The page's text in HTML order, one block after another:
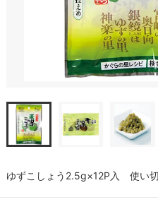
ゆずこしょう2.5g×12P入 使い切